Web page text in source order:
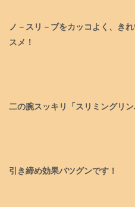
ノ－スリ－ブをカッコよく、き
スメ！
二の腕スッキリ「スリミングリ
引き締め効果バツグンです！